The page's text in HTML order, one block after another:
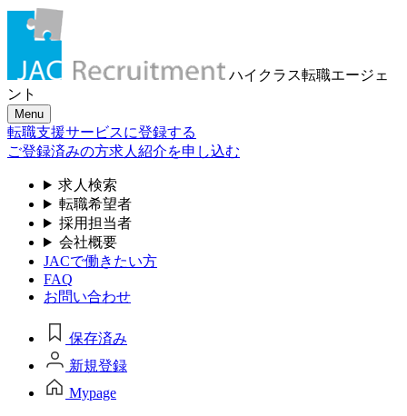
ハイクラス転職エージェ
ント
Menu
転職支援サービスに登録する
ご登録済みの方求人紹介を申し込む
求人検索
転職希望者
採用担当者
会社概要
JACで働きたい方
FAQ
お問い合わせ
保存済み
新規登録
Mypage